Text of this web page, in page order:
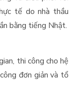
tế do nhà thầu
bằng tiếng Nhật.
thi công cho hệ
đơn giản và tổ